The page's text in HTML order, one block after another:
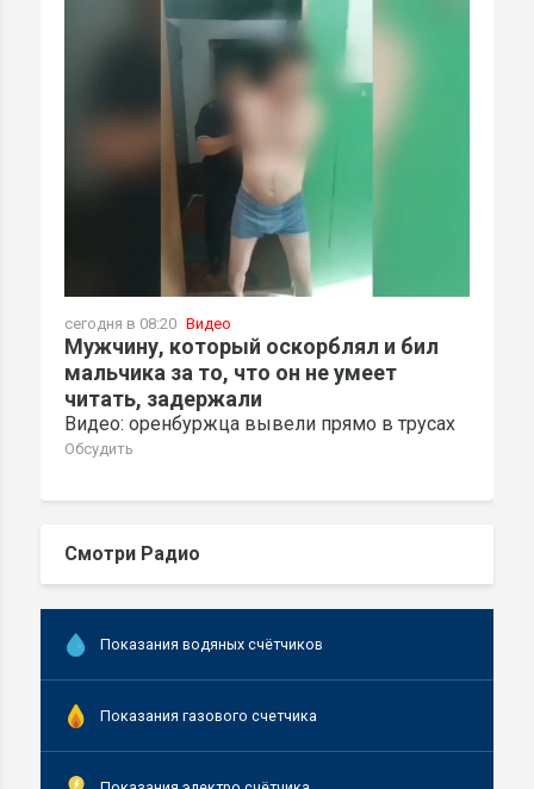
сегодня в 08:20 Видео
Мужчину, который оскорблял и бил
мальчика за то, что он не умеет
читать, задержали
Видео: оренбуржца вывели прямо в трусах
Обсудить
Смотри Радио
Показания водяных счётчиков
Показания газового счетчика